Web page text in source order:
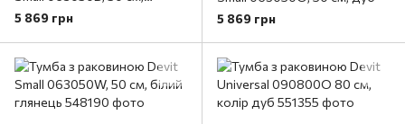
чорний
5 869 грн
5 869 грн